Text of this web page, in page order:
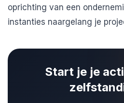
oprichting van een
instanties naargelang je
Start je je